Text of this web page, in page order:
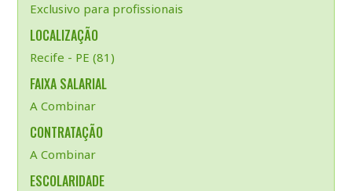
Exclusivo para profissionais
LOCALIZAÇÃO
Recife - PE (81)
FAIXA SALARIAL
A Combinar
CONTRATAÇÃO
A Combinar
ESCOLARIDADE